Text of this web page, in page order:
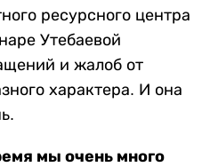
ресурсного центра
Утебаевой
и жалоб от
характера. И она
мы очень много